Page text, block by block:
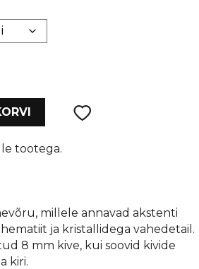
tootega.
millele annavad akstenti
ja kristallidega vahedetail.
8 mm kive, kui soovid kivide
kiri.